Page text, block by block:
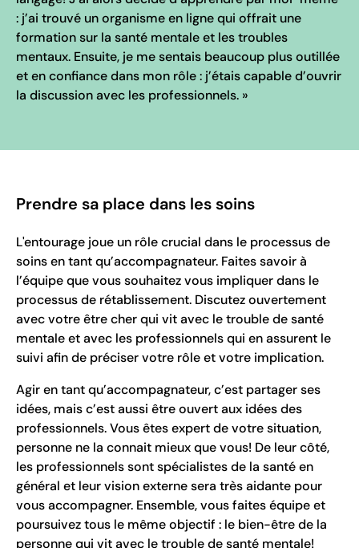
: j’ai trouvé un organisme en ligne qui offrait une
formation sur la santé mentale et les troubles
mentaux. Ensuite, je me sentais beaucoup plus outillée
et en confiance dans mon rôle : j’étais capable d’ouvrir
la discussion avec les professionnels. »
Prendre sa place dans les soins
L'entourage joue un rôle crucial dans le processus de
soins en tant qu’accompagnateur. Faites savoir à
l’équipe que vous souhaitez vous impliquer dans le
processus de rétablissement. Discutez ouvertement
avec votre être cher qui vit avec le trouble de santé
mentale et avec les professionnels qui en assurent le
suivi afin de préciser votre rôle et votre implication.
Agir en tant qu’accompagnateur, c’est partager ses
idées, mais c’est aussi être ouvert aux idées des
professionnels. Vous êtes expert de votre situation,
personne ne la connait mieux que vous! De leur côté,
les professionnels sont spécialistes de la santé en
général et leur vision externe sera très aidante pour
vous accompagner. Ensemble, vous faites équipe et
poursuivez tous le même objectif : le bien-être de la
personne qui vit avec le trouble de santé mentale!